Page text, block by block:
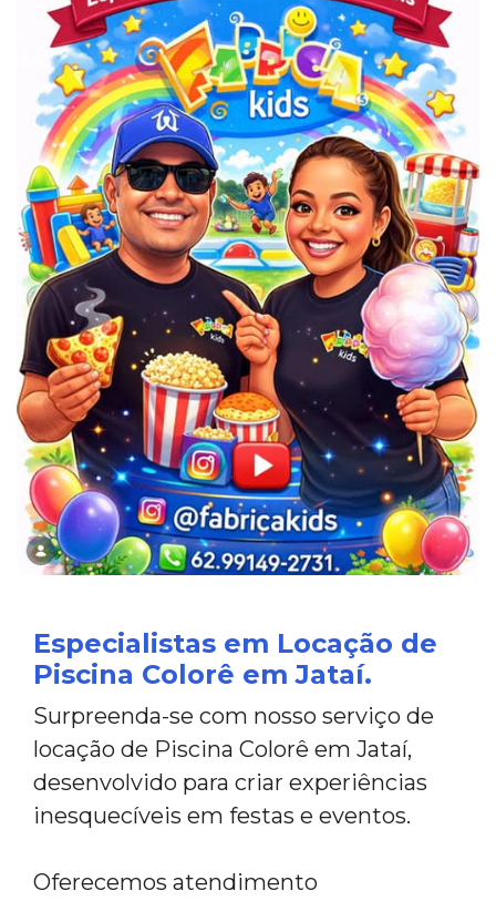
Especialistas em Locação de
Piscina Colorê em Jataí.
Surpreenda-se com nosso serviço de
locação de Piscina Colorê em Jataí,
desenvolvido para criar experiências
inesquecíveis em festas e eventos.
Oferecemos atendimento